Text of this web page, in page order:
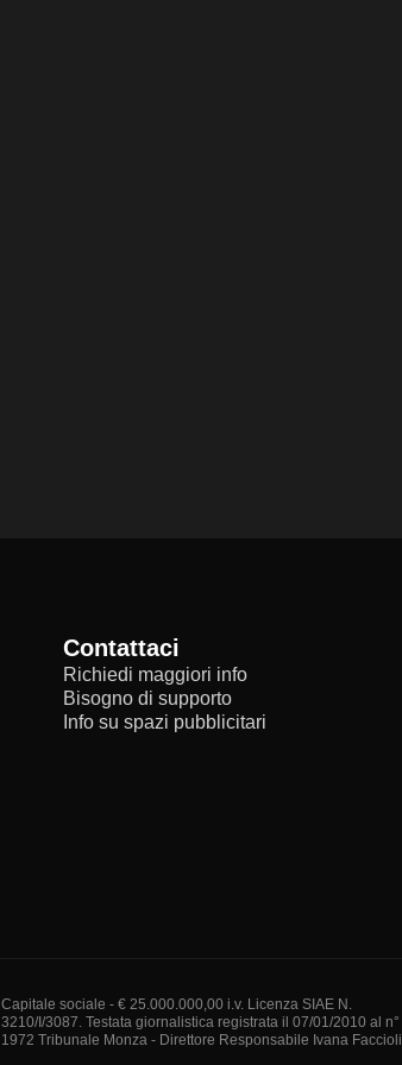
Contattaci
Richiedi maggiori info
Bisogno di supporto
Info su spazi pubblicitari
Capitale sociale - € 25.000.000,00 i.v. Licenza SIAE N.
3210/I/3087. Testata giornalistica registrata il 07/01/2010 al n°
1972 Tribunale Monza - Direttore Responsabile Ivana Faccioli